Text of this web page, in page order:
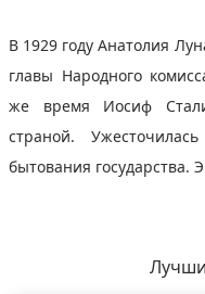
В 1929 году Анатолия
главы Народного
же время Иосиф
страной.
бытования государства.